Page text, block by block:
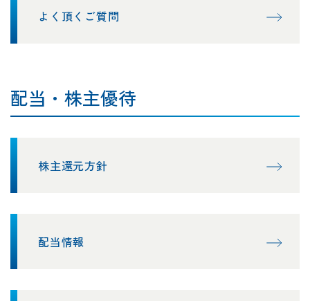
よく頂くご質問
配当・株主優待
株主還元方針
配当情報